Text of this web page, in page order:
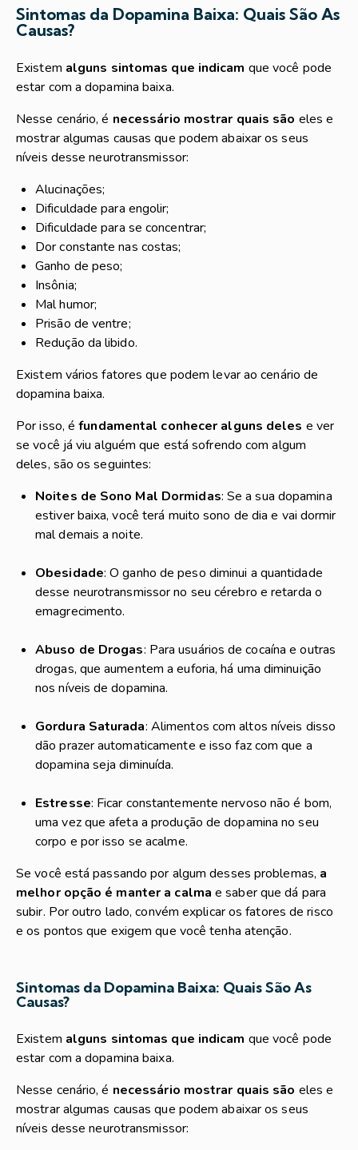
Sintomas da Dopamina Baixa: Quais São As
Causas?
Existem alguns sintomas que indicam que você pode
estar com a dopamina baixa.
Nesse cenário, é necessário mostrar quais são eles e
mostrar algumas causas que podem abaixar os seus
níveis desse neurotransmissor:
Alucinações;
Dificuldade para engolir;
Dificuldade para se concentrar;
Dor constante nas costas;
Ganho de peso;
Insônia;
Mal humor;
Prisão de ventre;
Redução da libido.
Existem vários fatores que podem levar ao cenário de
dopamina baixa.
Por isso, éfundamental conhecer alguns deles e ver
se você já viu alguém que está sofrendo com algum
deles, são os seguintes:
Noites de Sono Mal Dormidas: Se a sua dopamina
estiver baixa, você terá muito sono de dia e vai dormir
mal demais a noite.
Obesidade: O ganho de peso diminui a quantidade
desse neurotransmissor no seu cérebro e retarda o
emagrecimento.
Abuso de Drogas: Para usuários de cocaína e outras
drogas, que aumentem a euforia, há uma diminuição
nos níveis de dopamina.
Gordura Saturada: Alimentos com altos níveis disso
dão prazer automaticamente e isso faz com que a
dopamina seja diminuída.
Estresse: Ficar constantemente nervoso não é bom,
uma vez que afeta a produção de dopamina no seu
corpo e por isso se acalme.
Se você está passando por algum desses problemas, a
melhor opção é manter a calma e saber que dá para
subir. Por outro lado, convém explicar os fatores de risco
e os pontos que exigem que você tenha atenção.
Sintomas da Dopamina Baixa: Quais São As
Causas?
Existem alguns sintomas que indicam que você pode
estar com a dopamina baixa.
Nesse cenário, é necessário mostrar quais são eles e
mostrar algumas causas que podem abaixar os seus
níveis desse neurotransmissor: